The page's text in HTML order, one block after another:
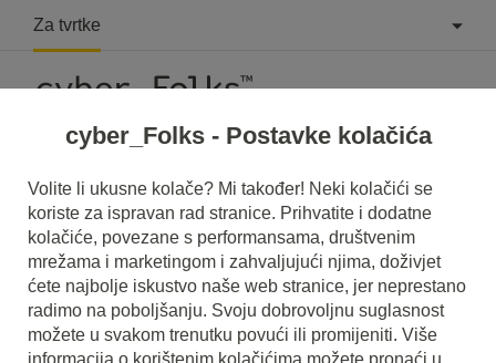
Za tvrtke
Read what it isGoogle Business Profilein our dictionary.
It will help you better understand what exactly it isGoogle
Business Profileand what is the meaning to you in
everyday use.
cyber_Folks - Postavke kolačića
Volite li ukusne kolače? Mi također! Neki kolačići se
koriste za ispravan rad stranice. Prihvatite i dodatne
kolačiće, povezane s performansama, društvenim
mrežama i marketingom i zahvaljujući njima, doživjet
ćete najbolje iskustvo naše web stranice, jer neprestano
radimo na poboljšanju. Svoju dobrovoljnu suglasnost
možete u svakom trenutku povući ili promijeniti. Više
informacija o korištenim kolačićima možete pronaći u